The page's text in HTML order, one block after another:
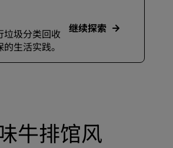
垃圾分类回收
生活实践。
继续探索
牛排馆风